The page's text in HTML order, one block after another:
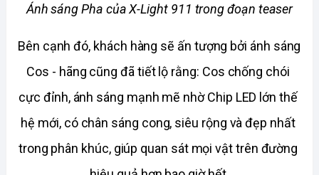
Ánh sáng Pha của X-Light 911 trong đoạn teaser
Bên cạnh đó, khách hàng sẽ ấn tượng bởi ánh sáng
Cos - hãng cũng đã tiết lộ rằng: Cos chống chói
cực đỉnh, ánh sáng mạnh mẽ nhờ Chip LED lớn thế
hệ mới, có chân sáng cong, siêu rộng và đẹp nhất
trong phân khúc, giúp quan sát mọi vật trên đường